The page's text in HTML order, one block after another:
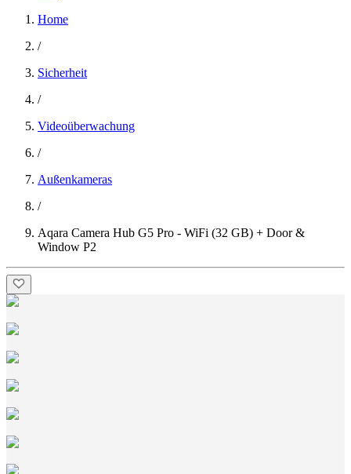
Home
/
Sicherheit
/
Videoüberwachung
/
Außenkameras
/
Aqara Camera Hub G5 Pro - WiFi (32 GB) + Door &
Window P2